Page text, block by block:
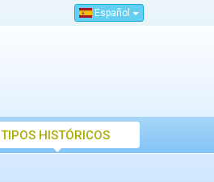
Español
TIPOS HISTÓRICOS